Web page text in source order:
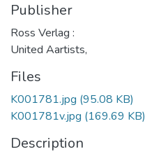
Publisher
Ross Verlag :
United Aartists,
Files
K001781.jpg (95.08 KB)
K001781v.jpg (169.69 KB)
Description